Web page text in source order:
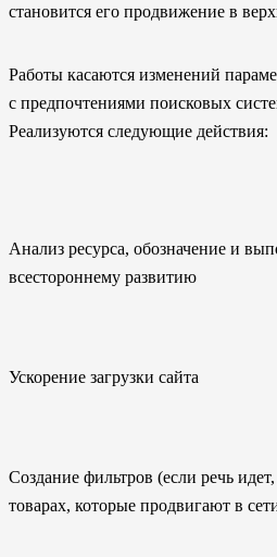
становится его продвижение в
Работы касаются изменений
с предпочтениями поисковых
Реализуются следующие действия:
Анализ ресурса, обозначение и
всестороннему развитию
Ускорение загрузки сайта
Создание фильтров (если речь
товарах, которые продвигают в